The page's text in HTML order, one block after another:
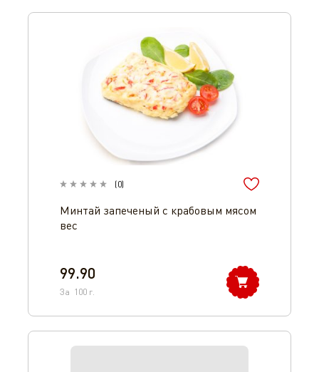
(0)
Минтай запеченый с крабовым мясом
вес
99.90
За 100 г.